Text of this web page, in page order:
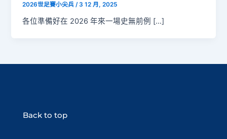
2026世足賽小尖兵/3 12 月, 2025
各位準備好在 2026 年來一場史無前例 […]
Back to top